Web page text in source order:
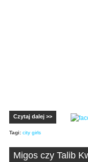
Czytaj dalej >>
Tagi: city girls
Migos czy Talib